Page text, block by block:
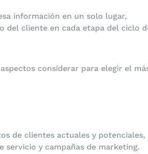
información en un solo lugar,
del cliente en cada etapa del ciclo
considerar para elegir el
de clientes actuales y potenciales,
y campañas de marketing.